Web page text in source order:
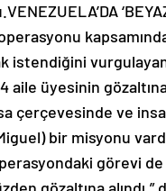
istendiğini
üyesinin gözaltına
çerçevesinde ve
bir misyonu
görevi